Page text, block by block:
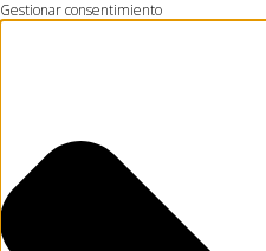
Gestionar consentimiento